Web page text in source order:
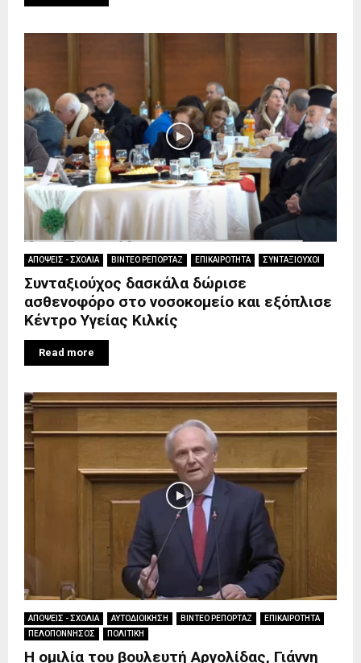
ΑΠΟΨΕΙΣ - ΣΧΟΛΙΑ ΒΙΝΤΕΟ ΡΕΠΟΡΤΑΖ ΕΠΙΚΑΙΡΟΤΗΤΑ ΣΥΝΤΑΞΙΟΥΧΟΙ
Συνταξιούχος δασκάλα δώρισε
ασθενοφόρο στο νοσοκομείο και εξόπλισε
Κέντρο Υγείας Κιλκίς
Read more
ΑΠΟΨΕΙΣ - ΣΧΟΛΙΑ ΑΥΤΟΔΙΟΙΚΗΣΗ ΒΙΝΤΕΟ ΡΕΠΟΡΤΑΖ
ΕΠΙΚΑΙΡΟΤΗΤΑ
ΠΕΛΟΠΟΝΝΗΣΟΣ
ΠΟΛΙΤΙΚΗ
Η ομιλία του βουλευτή Αργολίδας, Γιάννη